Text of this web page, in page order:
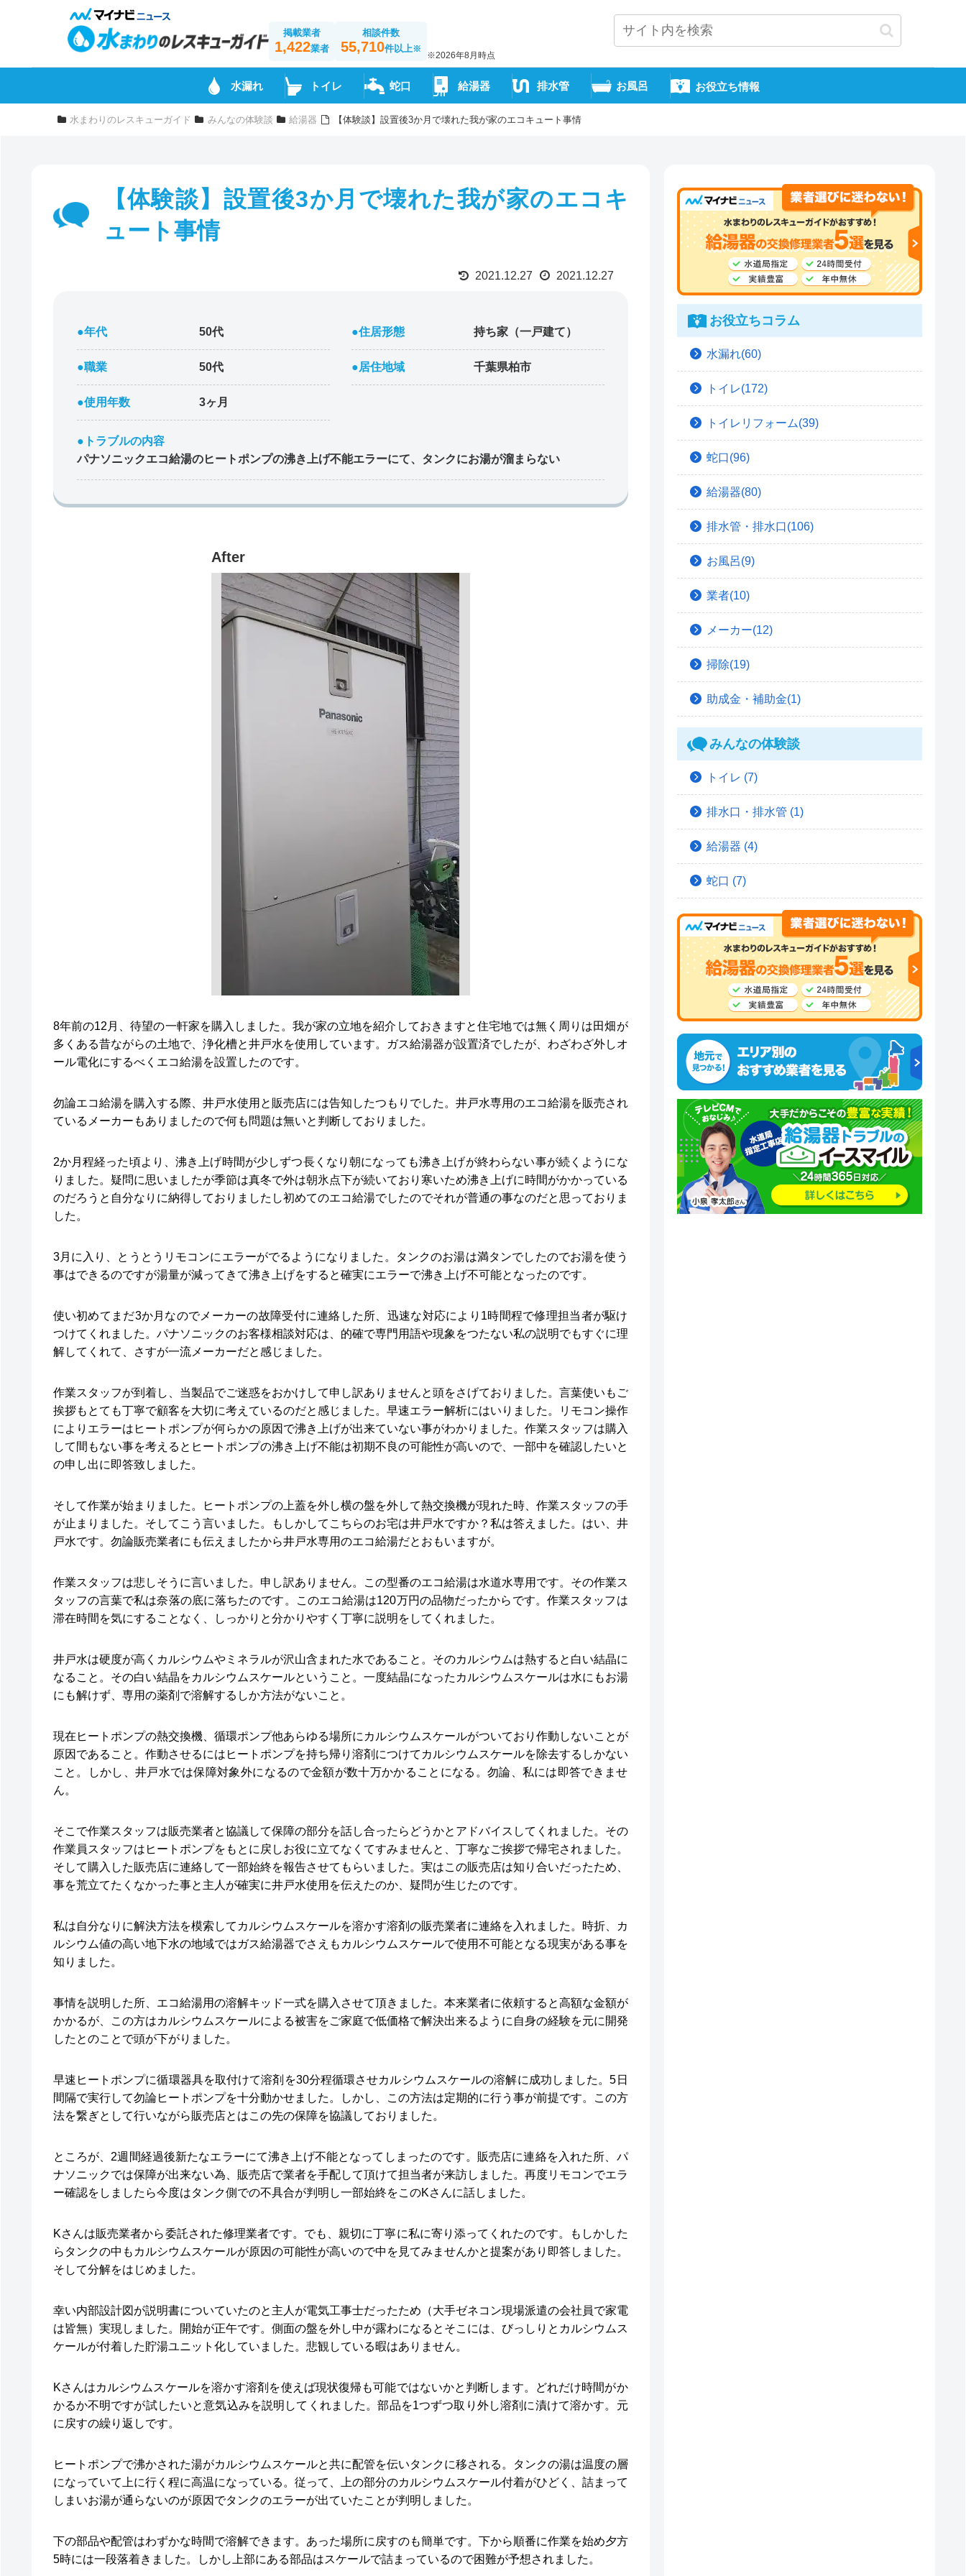
掲載業者
1,422業者
相談件数
55,710件以上※
※2026年8月時点
水漏れ トイレ 蛇口 給湯器 排水管 お風呂 お役立ち情報
水まわりのレスキューガイド みんなの体験談 給湯器 【体験談】設置後3か月で壊れた我が家のエコキュート事情
【体験談】設置後3か月で壊れた我が家のエコキ
ュート事情
2021.12.27 2021.12.27
●年代 50代 ●住居形態 持ち家（一戸建て）
●職業 50代 ●居住地域 千葉県柏市
●使用年数 3ヶ月
●トラブルの内容
パナソニックエコ給湯のヒートポンプの沸き上げ不能エラーにて、タンクにお湯が溜まらない
After
8年前の12月、待望の一軒家を購入しました。我が家の立地を紹介しておきますと住宅地では無く周りは田畑が
多くある昔ながらの土地で、浄化槽と井戸水を使用しています。ガス給湯器が設置済でしたが、わざわざ外しオ
ール電化にするべくエコ給湯を設置したのです。
勿論エコ給湯を購入する際、井戸水使用と販売店には告知したつもりでした。井戸水専用のエコ給湯を販売され
ているメーカーもありましたので何も問題は無いと判断しておりました。
2か月程経った頃より、沸き上げ時間が少しずつ長くなり朝になっても沸き上げが終わらない事が続くようにな
りました。疑問に思いましたが季節は真冬で外は朝氷点下が続いており寒いため沸き上げに時間がかかっている
のだろうと自分なりに納得しておりましたし初めてのエコ給湯でしたのでそれが普通の事なのだと思っておりま
した。
3月に入り、とうとうリモコンにエラーがでるようになりました。タンクのお湯は満タンでしたのでお湯を使う
事はできるのですが湯量が減ってきて沸き上げをすると確実にエラーで沸き上げ不可能となったのです。
使い初めてまだ3か月なのでメーカーの故障受付に連絡した所、迅速な対応により1時間程で修理担当者が駆け
つけてくれました。パナソニックのお客様相談対応は、的確で専門用語や現象をつたない私の説明でもすぐに理
解してくれて、さすが一流メーカーだと感じました。
作業スタッフが到着し、当製品でご迷惑をおかけして申し訳ありませんと頭をさげておりました。言葉使いもご
挨拶もとても丁寧で顧客を大切に考えているのだと感じました。早速エラー解析にはいりました。リモコン操作
によりエラーはヒートポンプが何らかの原因で沸き上げが出来ていない事がわかりました。作業スタッフは購入
して間もない事を考えるとヒートポンプの沸き上げ不能は初期不良の可能性が高いので、一部中を確認したいと
の申し出に即答致しました。
そして作業が始まりました。ヒートポンプの上蓋を外し横の盤を外して熱交換機が現れた時、作業スタッフの手
が止まりました。そしてこう言いました。もしかしてこちらのお宅は井戸水ですか？私は答えました。はい、井
戸水です。勿論販売業者にも伝えましたから井戸水専用のエコ給湯だとおもいますが。
作業スタッフは悲しそうに言いました。申し訳ありません。この型番のエコ給湯は水道水専用です。その作業ス
タッフの言葉で私は奈落の底に落ちたのです。このエコ給湯は120万円の品物だったからです。作業スタッフは
滞在時間を気にすることなく、しっかりと分かりやすく丁寧に説明をしてくれました。
井戸水は硬度が高くカルシウムやミネラルが沢山含まれた水であること。そのカルシウムは熱すると白い結晶に
なること。その白い結晶をカルシウムスケールということ。一度結晶になったカルシウムスケールは水にもお湯
にも解けず、専用の薬剤で溶解するしか方法がないこと。
現在ヒートポンプの熱交換機、循環ポンプ他あらゆる場所にカルシウムスケールがついており作動しないことが
原因であること。作動させるにはヒートポンプを持ち帰り溶剤につけてカルシウムスケールを除去するしかない
こと。しかし、井戸水では保障対象外になるので金額が数十万かかることになる。勿論、私には即答できませ
ん。
そこで作業スタッフは販売業者と協議して保障の部分を話し合ったらどうかとアドバイスしてくれました。その
作業員スタッフはヒートポンプをもとに戻しお役に立てなくてすみませんと、丁寧なご挨拶で帰宅されました。
そして購入した販売店に連絡して一部始終を報告させてもらいました。実はこの販売店は知り合いだったため、
事を荒立てたくなかった事と主人が確実に井戸水使用を伝えたのか、疑問が生じたのです。
私は自分なりに解決方法を模索してカルシウムスケールを溶かす溶剤の販売業者に連絡を入れました。時折、カ
ルシウム値の高い地下水の地域ではガス給湯器でさえもカルシウムスケールで使用不可能となる現実がある事を
知りました。
事情を説明した所、エコ給湯用の溶解キッド一式を購入させて頂きました。本来業者に依頼すると高額な金額が
かかるが、この方はカルシウムスケールによる被害をご家庭で低価格で解決出来るように自身の経験を元に開発
したとのことで頭が下がりました。
早速ヒートポンプに循環器具を取付けて溶剤を30分程循環させカルシウムスケールの溶解に成功しました。5日
間隔で実行して勿論ヒートポンプを十分動かせました。しかし、この方法は定期的に行う事が前提です。この方
法を繋ぎとして行いながら販売店とはこの先の保障を協議しておりました。
ところが、2週間経過後新たなエラーにて沸き上げ不能となってしまったのです。販売店に連絡を入れた所、パ
ナソニックでは保障が出来ない為、販売店で業者を手配して頂けて担当者が来訪しました。再度リモコンでエラ
ー確認をしましたら今度はタンク側での不具合が判明し一部始終をこのKさんに話しました。
Kさんは販売業者から委託された修理業者です。でも、親切に丁寧に私に寄り添ってくれたのです。もしかした
らタンクの中もカルシウムスケールが原因の可能性が高いので中を見てみませんかと提案があり即答しました。
そして分解をはじめました。
幸い内部設計図が説明書についていたのと主人が電気工事士だったため（大手ゼネコン現場派遣の会社員で家電
は皆無）実現しました。開始が正午です。側面の盤を外し中が露わになるとそこには、びっしりとカルシウムス
ケールが付着した貯湯ユニット化していました。悲観している暇はありません。
Kさんはカルシウムスケールを溶かす溶剤を使えば現状復帰も可能ではないかと判断します。どれだけ時間がか
かるか不明ですが試したいと意気込みを説明してくれました。部品を1つずつ取り外し溶剤に漬けて溶かす。元
に戻すの繰り返しです。
ヒートポンプで沸かされた湯がカルシウムスケールと共に配管を伝いタンクに移される。タンクの湯は温度の層
になっていて上に行く程に高温になっている。従って、上の部分のカルシウムスケール付着がひどく、詰まって
しまいお湯が通らないのが原因でタンクのエラーが出ていたことが判明しました。
下の部品や配管はわずかな時間で溶解できます。あった場所に戻すのも簡単です。下から順番に作業を始め夕方
5時には一段落着きました。しかし上部にある部品はスケールで詰まっているので困難が予想されました。
お役立ちコラム
水漏れ(60)
トイレ(172)
トイレリフォーム(39)
蛇口(96)
給湯器(80)
排水管・排水口(106)
お風呂(9)
業者(10)
メーカー(12)
掃除(19)
助成金・補助金(1)
みんなの体験談
トイレ (7)
排水口・排水管 (1)
給湯器 (4)
蛇口 (7)